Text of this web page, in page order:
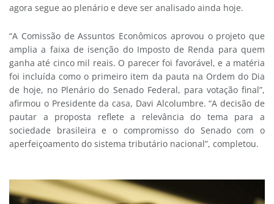
agora segue ao plenário e deve ser analisado ainda hoje.
“A Comissão de Assuntos Econômicos aprovou o projeto que
amplia a faixa de isenção do Imposto de Renda para quem
ganha até cinco mil reais. O parecer foi favorável, e a matéria
foi incluída como o primeiro item da pauta na Ordem do Dia
de hoje, no Plenário do Senado Federal, para votação final”,
afirmou o Presidente da casa, Davi Alcolumbre. “A decisão de
pautar a proposta reflete a relevância do tema para a
sociedade brasileira e o compromisso do Senado com o
aperfeiçoamento do sistema tributário nacional”, completou.